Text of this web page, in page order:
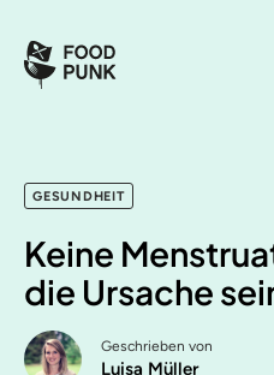
GESUNDHEIT
Keine
die Ursache
Geschrieben von
Luisa Müller